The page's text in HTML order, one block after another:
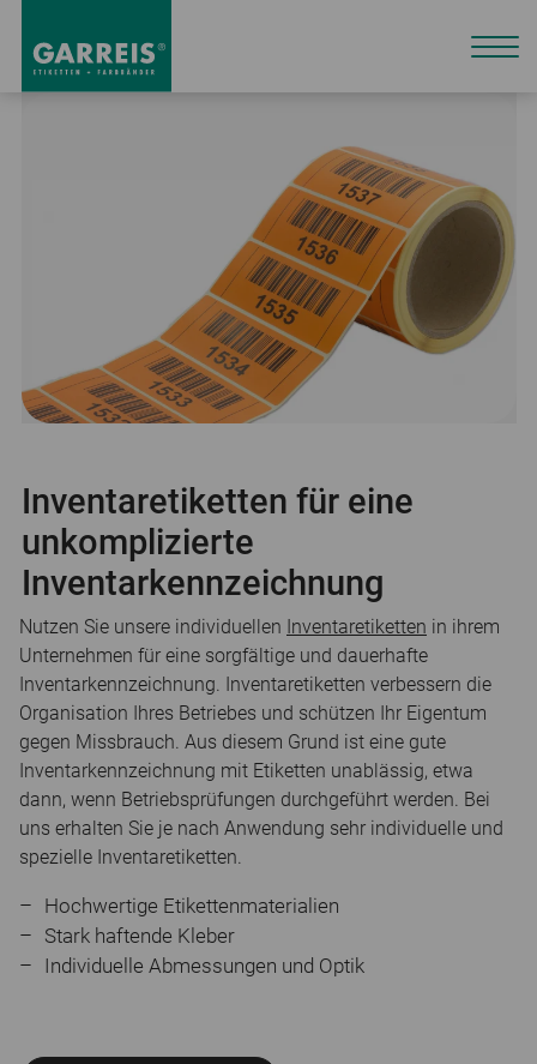
Inventaretiketten für eine
unkomplizierte
Inventarkennzeichnung
Nutzen Sie unsere individuellen Inventaretiketten in ihrem
Unternehmen für eine sorgfältige und dauerhafte
Inventarkennzeichnung. Inventaretiketten verbessern die
Organisation Ihres Betriebes und schützen Ihr Eigentum
gegen Missbrauch. Aus diesem Grund ist eine gute
Inventarkennzeichnung mit Etiketten unablässig, etwa
dann, wenn Betriebsprüfungen durchgeführt werden. Bei
uns erhalten Sie je nach Anwendung sehr individuelle und
spezielle Inventaretiketten.
Hochwertige Etikettenmaterialien
Stark haftende Kleber
Individuelle Abmessungen und Optik